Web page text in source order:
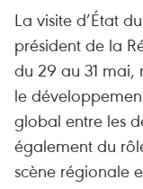
La visite d’État
président de la
du 29 au 31
le
global entre les
également du
scène régionale